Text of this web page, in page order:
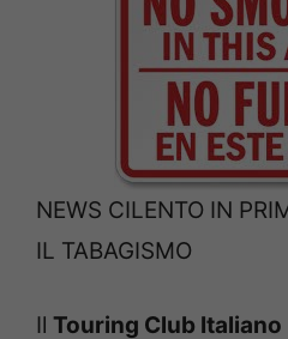
NEWS CILENTO IN
IL TABAGISMO
Il Touring Club Italiano